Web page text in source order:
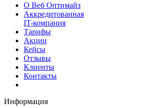
О Веб Оптимайз
Аккредитованная
IT-компания
Тарифы
Акции
Кейсы
Отзывы
Клиенты
Контакты
Информация